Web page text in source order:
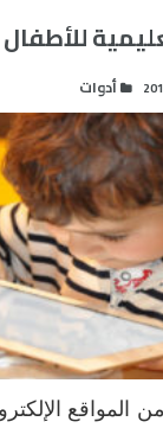
أدوات
المواقع